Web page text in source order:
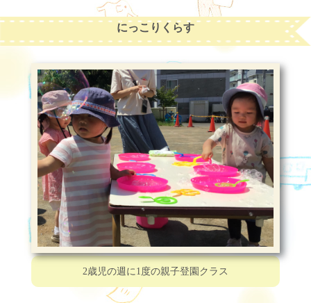
にっこりくらす
2歳児の週に1度の親子登園クラス